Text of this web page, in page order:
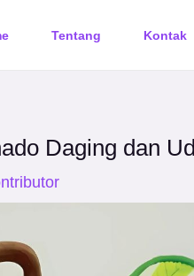
Tentang Kontak
Daging dan